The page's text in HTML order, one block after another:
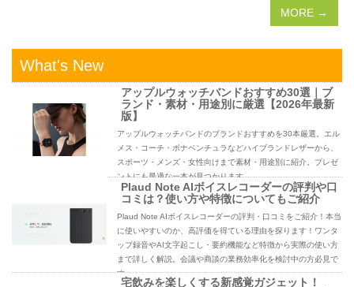
MORE →
What's New
アップルウォッチバンドおすすめ30選｜ブ
ランド・素材・用途別に厳選【2026年最新
版】
アップルウォッチバンドのブランドおすすめを30本厳選。エル
メス・コーチ・ボナベンチュラなどハイブランドレザーから、
スポーツ・メンズ・女性向けまで素材・用途別に紹介。プレゼ
ントにも最適な一本が見つかります。
Plaud Note AIボイスレコーダーの評判や口
コミは？使い方や特徴についてもご紹介
Plaud Note AIボイスレコーダーの評判・口コミをご紹介！本当
に使いやすいのか、高評価を得ている理由を探ります！ワンタ
ップ録音やAI文字起こし・要約機能など特徴から実際の使い方
まで詳しく解説。会議や商談の業務効率化を検討中の方必見で
す。
宅飲みを楽しくする新感覚ガジェット！